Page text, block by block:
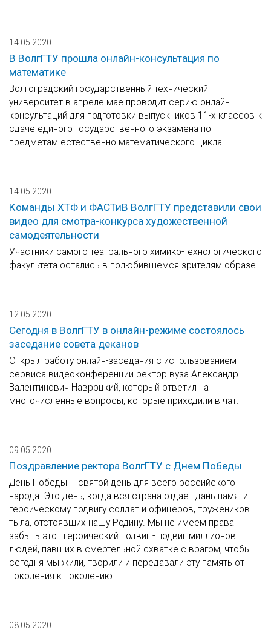
14.05.2020
В ВолгГТУ прошла онлайн-консультация по
математике
Волгоградский государственный технический
университет в апреле-мае проводит серию онлайн-
консультаций для подготовки выпускников 11-х классов к
сдаче единого государственного экзамена по
предметам естественно-математического цикла.
14.05.2020
Команды ХТФ и ФАСТиВ ВолгГТУ представили свои
видео для смотра-конкурса художественной
самодеятельности
Участники самого театрального химико-технологического
факультета остались в полюбившемся зрителям образе.
12.05.2020
Сегодня в ВолгГТУ в онлайн-режиме состоялось
заседание совета деканов
Открыл работу онлайн-заседания с использованием
сервиса видеоконференции ректор вуза Александр
Валентинович Навроцкий, который ответил на
многочисленные вопросы, которые приходили в чат.
09.05.2020
Поздравление ректора ВолгГТУ с Днем Победы
День Победы – святой день для всего российского
народа. Это день, когда вся страна отдает дань памяти
героическому подвигу солдат и офицеров, тружеников
тыла, отстоявших нашу Родину. Мы не имеем права
забыть этот героический подвиг - подвиг миллионов
людей, павших в смертельной схватке с врагом, чтобы
сегодня мы жили, творили и передавали эту память от
поколения к поколению.
08.05.2020